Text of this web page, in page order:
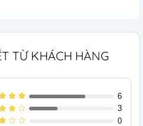
TỪ KHÁCH HÀNG
6
3
0